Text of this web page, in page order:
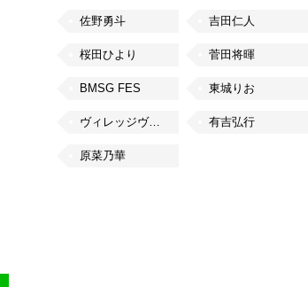
佐野勇斗 吉田仁人
桜田ひより 菅田将暉
BMSG FES 東城りお
ヴィレッジヴァンガード 有吉弘行
原菜乃華